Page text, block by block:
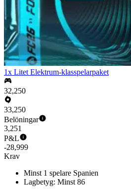
1x Litet Elektrum-klasspelarpaket
32,250
33,250
Belöningar
3,251
P&L
-28,999
Krav
Minst 1 spelare Spanien
Lagbetyg: Minst 86